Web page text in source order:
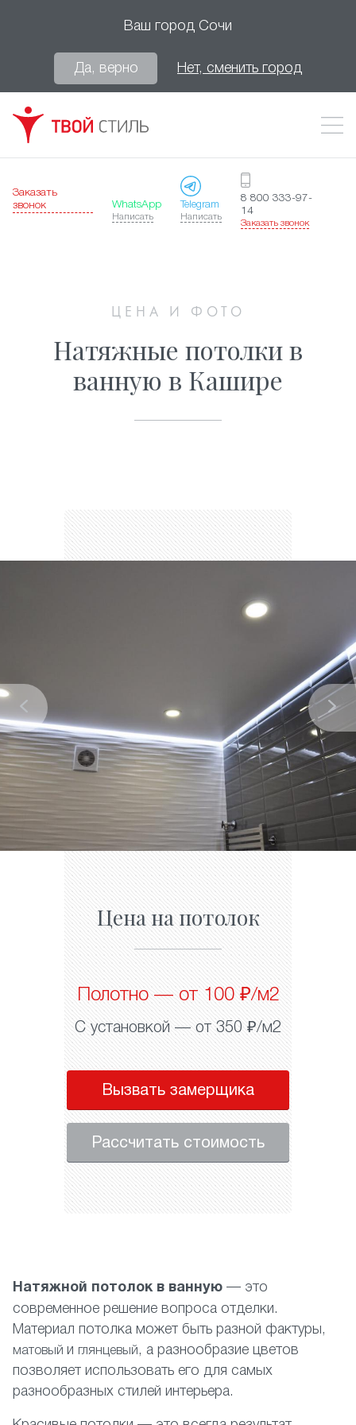
Ваш город Сочи
Да, верно Нет, сменить город
Заказать
звонок
WhatsApp
Написать
Telegram
Написать
8 800 333-97-
14
Заказать звонок
ЦЕНА И ФОТО
Натяжные потолки в
ванную в Кашире
Цена на потолок
Полотно — от 100 ₽/м2
С установкой — от 350 ₽/м2
Вызвать замерщика
Рассчитать стоимость
Натяжной потолок в ванную — это
современное решение вопроса отделки.
Материал потолка может быть разной фактуры,
матовый и глянцевый , а разнообразие цветов
позволяет использовать его для самых
разнообразных стилей интерьера.